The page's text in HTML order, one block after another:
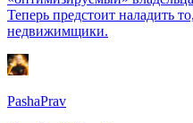
Теперь предстоит наладить
недвижимщики.
PashaPrav